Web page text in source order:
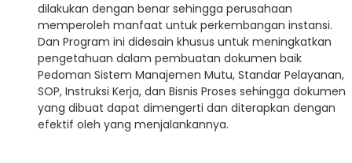
dilakukan dengan benar sehingga perusahaan
memperoleh manfaat untuk perkembangan instansi.
Dan Program ini didesain khusus untuk meningkatkan
pengetahuan dalam pembuatan dokumen baik
Pedoman Sistem Manajemen Mutu, Standar Pelayanan,
SOP, Instruksi Kerja, dan Bisnis Proses sehingga dokumen
yang dibuat dapat dimengerti dan diterapkan dengan
efektif oleh yang menjalankannya.